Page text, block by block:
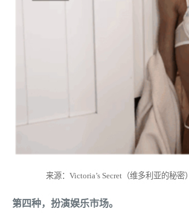
来源：Victoria’s Secret（维多利亚的秘密）
第四种，扮演娱乐市场。